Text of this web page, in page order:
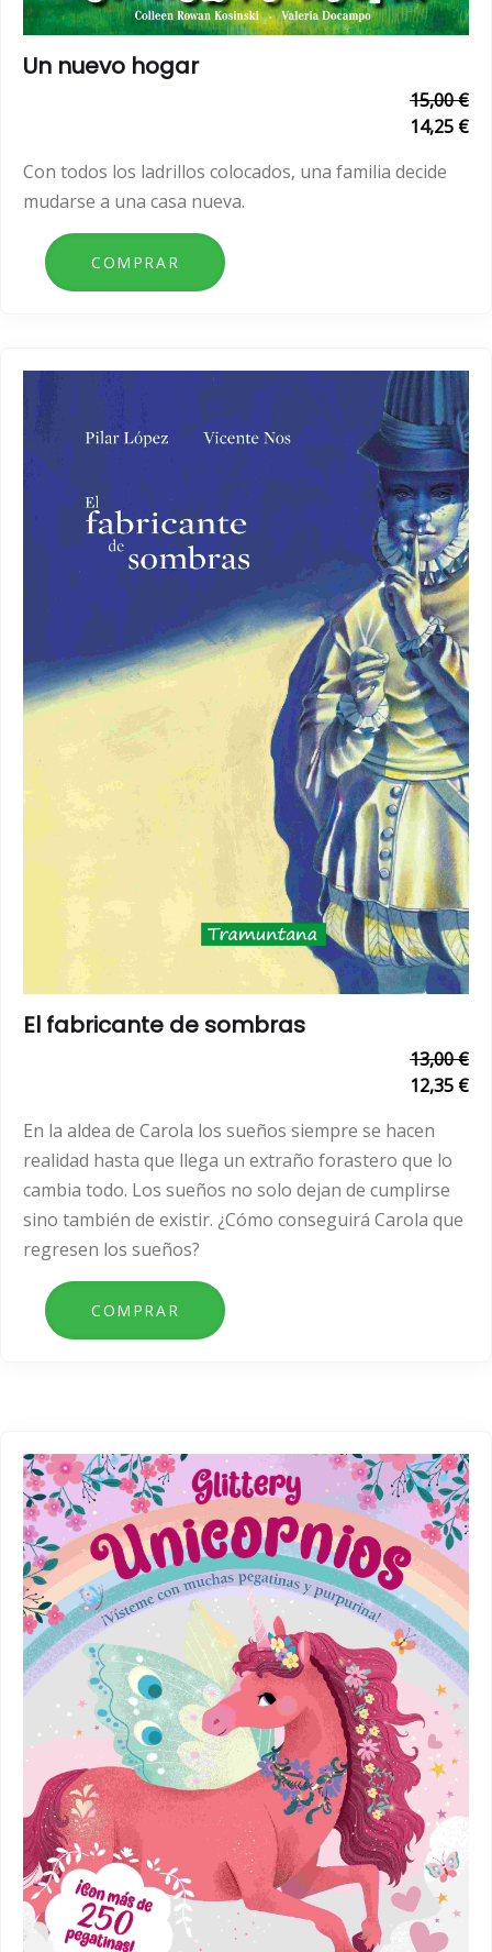
Un nuevo hogar
15,00 €
14,25 €
Con todos los ladrillos colocados, una familia decide
mudarse a una casa nueva.
El fabricante de sombras
13,00 €
12,35 €
En la aldea de Carola los sueños siempre se hacen
realidad hasta que llega un extraño forastero que lo
cambia todo. Los sueños no solo dejan de cumplirse
sino también de existir. ¿Cómo conseguirá Carola que
regresen los sueños?